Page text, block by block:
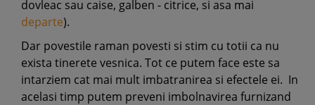
dovleac sau caise, galben - citrice, si asa mai
departe).
Dar povestile raman povesti si stim cu totii ca nu
exista tinerete vesnica. Tot ce putem face este sa
intarziem cat mai mult imbatranirea si efectele ei. In
acelasi timp putem preveni imbolnavirea furnizand